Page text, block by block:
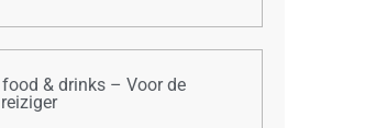
& drinks – Voor de